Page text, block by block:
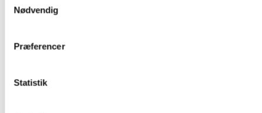
Nødvendig
Præferencer
Statistik